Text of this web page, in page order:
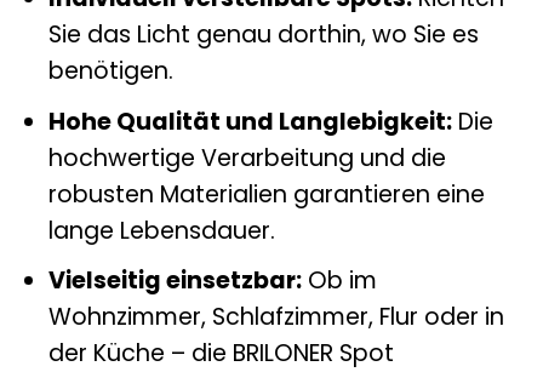
Sie das Licht genau dorthin, wo Sie es
benötigen.
Hohe Qualität und Langlebigkeit:Die
hochwertige Verarbeitung und die
robusten Materialien garantieren eine
lange Lebensdauer.
Vielseitig einsetzbar:Ob im
Wohnzimmer, Schlafzimmer, Flur oder in
der Küche – die BRILONER Spot